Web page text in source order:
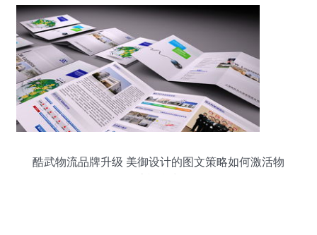
酷武物流品牌升级 美御设计的图文策略如何激活物